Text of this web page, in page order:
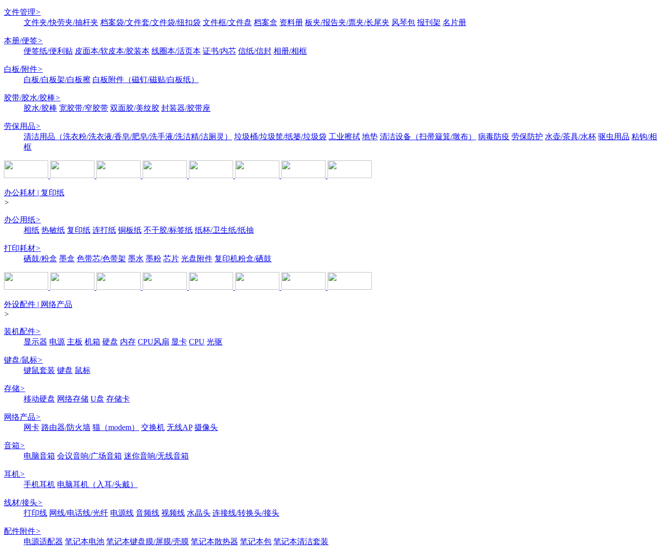
文件管理>
文件夹/快劳夹/抽杆夹 档案袋/文件套/文件袋/纽扣袋 文件框/文件盘 档案盒 资料册 板夹/报告夹/票夹/长尾夹 风琴包 报刊架 名片册
本册/便签>
便签纸/便利贴 皮面本/软皮本/胶装本 线圈本/活页本 证书/内芯 信纸/信封 相册/相框
白板/附件>
白板/白板架/白板擦 白板附件（磁钉/磁贴/白板纸）
胶带/胶水/胶棒>
胶水/胶棒 宽胶带/窄胶带 双面胶/美纹胶 封装器/胶带座
劳保用品>
清洁用品（洗衣粉/洗衣液/香皂/肥皂/洗手液/洗洁精/洁厕灵）
垃圾桶/垃圾筐/纸篓/垃圾袋 工业擦拭 地垫 清洁设备（扫帚簸箕/墩布） 病毒防疫 劳保防护 水壶/茶具/水杯 驱虫用品 粘钩/相
框
办公耗材 | 复印纸
>
办公用纸>
相纸 热敏纸 复印纸 连打纸 铜板纸 不干胶/标签纸 纸杯/卫生纸/纸抽
打印耗材>
硒鼓/粉盒 墨盒 色带芯/色带架 墨水 墨粉 芯片 光盘附件 复印机粉盒/硒鼓
外设配件 | 网络产品
>
装机配件>
显示器 电源 主板 机箱 硬盘 内存 CPU风扇 显卡 CPU 光驱
键盘/鼠标>
键鼠套装 键盘 鼠标
存储>
移动硬盘 网络存储 U盘 存储卡
网络产品>
网卡 路由器/防火墙 猫（modem） 交换机 无线AP 摄像头
音箱>
电脑音箱 会议音响/广场音箱 迷你音响/无线音箱
耳机>
手机耳机 电脑耳机（入耳/头戴）
线材/接头>
打印线 网线/电话线/光纤 电源线 音频线 视频线 水晶头 连接线/转换头/接头
配件附件>
电源适配器 笔记本电池 笔记本键盘膜/屏膜/壳膜 笔记本散热器 笔记本包 笔记本清洁套装